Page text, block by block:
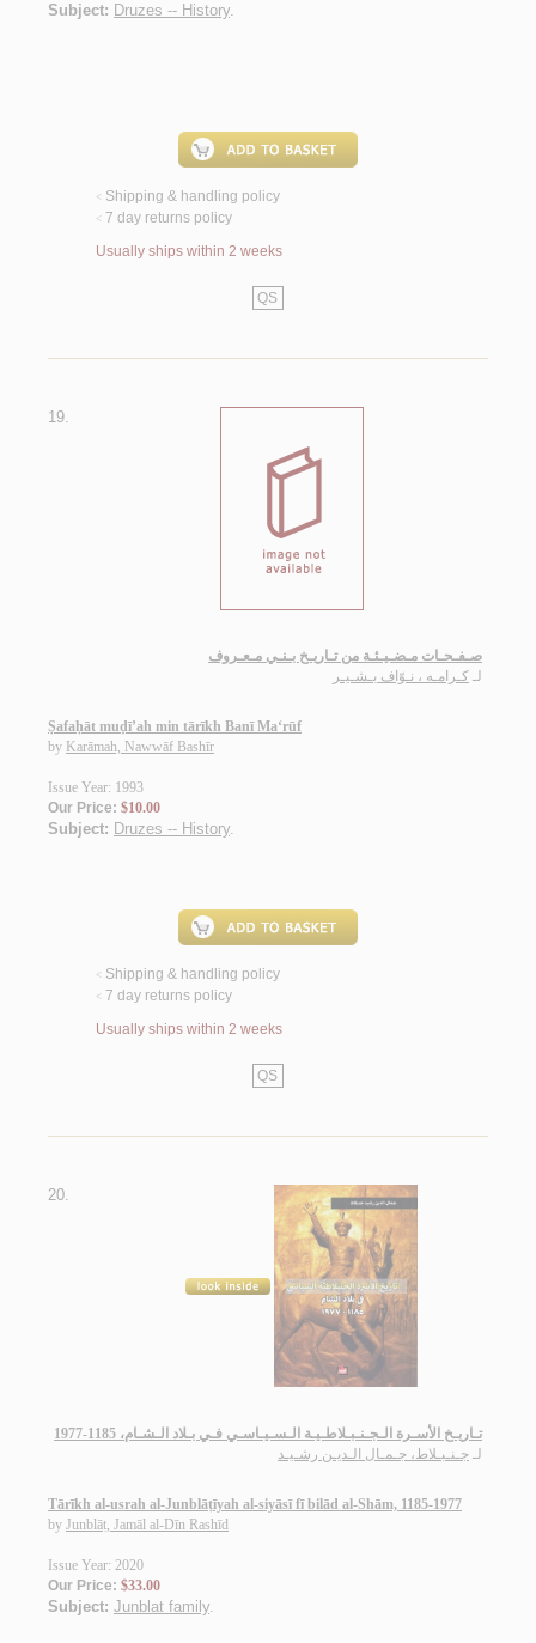
Subject: Druzes -- History.
< Shipping & handling policy
< 7 day returns policy
Usually ships within 2 weeks
QS
19.
صـفـحـات مـضـيـئـة من تـاريـخ بـنـي مـعـروف
لـ كـرامـه ، نـوّاف بـشـيـر
Ṣafaḥāt muḍī’ah min tārīkh Banī Ma‘rūf
by Karāmah, Nawwāf Bashīr
Issue Year: 1993
Our Price: $10.00
Subject: Druzes -- History.
< Shipping & handling policy
< 7 day returns policy
Usually ships within 2 weeks
QS
20.
تـاريـخ الأسـرة الـجـنـبـلاطـيـة الـسـيـاسـي فـي بـلاد الـشـام، 1185-1977
لـ جـنـبـلاط، جـمـال الـديـن رشـيـد
Tārīkh al-usrah al-Junblāṭīyah al-siyāsī fī bilād al-Shām, 1185-1977
by Junblāṭ, Jamāl al-Dīn Rashīd
Issue Year: 2020
Our Price: $33.00
Subject: Junblat family.